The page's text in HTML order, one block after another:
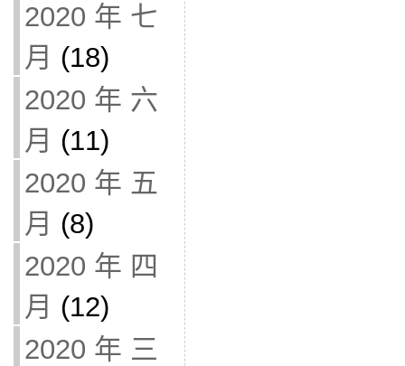
2020 年 七
月 (18)
2020 年 六
月 (11)
2020 年 五
月 (8)
2020 年 四
月 (12)
2020 年 三